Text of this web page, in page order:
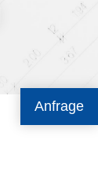
Anfrage